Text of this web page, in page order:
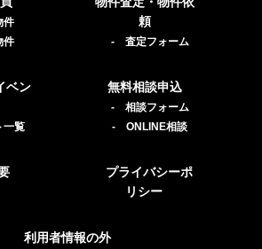
件
件
頼
- 査定フォーム
ベン
覧
無料相談申込
- 相談フォーム
- ONLINE相談
プライバシーポ
リシー
利用者情報の外